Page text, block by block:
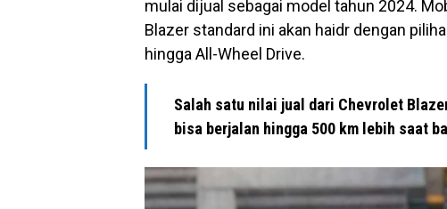
mulai dijual sebagai model tahun 2024.
Blazer standard ini akan haidr dengan
hingga All-Wheel Drive.
Salah satu nilai jual dari Chevrolet
bisa berjalan hingga 500 km lebih saat